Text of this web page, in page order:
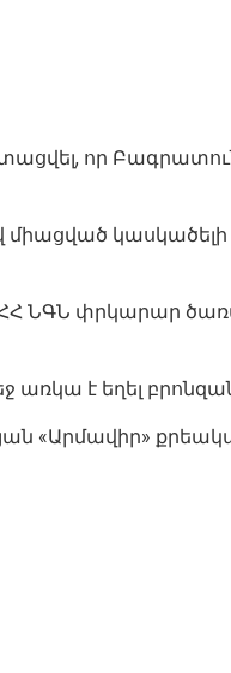
որ
միացված
ՆԳՆ փրկարար
է եղել
«Արմավիր»